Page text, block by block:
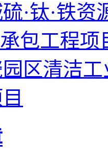
·钛·铁
包工程项
区清洁